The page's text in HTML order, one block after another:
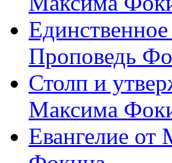
Проповедь
Столп и
Максима
Евангелие